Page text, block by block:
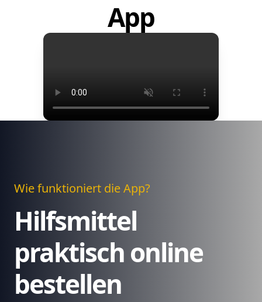
App
Wie funktioniert die App?
Hilfsmittel
praktisch online
bestellen